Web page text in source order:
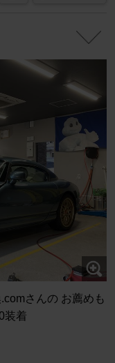
さんの お薦めも
装着